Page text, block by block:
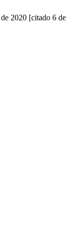
2020 [citado 6 de